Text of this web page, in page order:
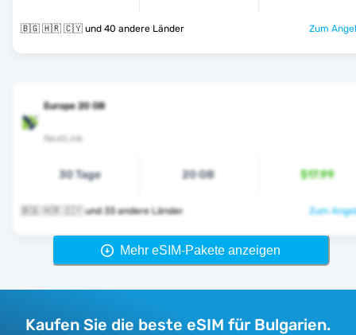
🇧🇬 🇭🇷 🇨🇾 und 40 andere Länder Zum
Europe 20 GB
NextLink
30 Tage 20 GB $17.99
🇧🇬 🇭🇷 🇨🇾 und 33 andere Länder Zum
Mehr eSIM-Pakete anzeigen
Kaufen Sie die beste eSIM für Bulgarien.